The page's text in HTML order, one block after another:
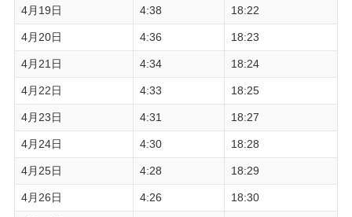
4月19日 4:38 18:22
4月20日 4:36 18:23
4月21日 4:34 18:24
4月22日 4:33 18:25
4月23日 4:31 18:27
4月24日 4:30 18:28
4月25日 4:28 18:29
4月26日 4:26 18:30